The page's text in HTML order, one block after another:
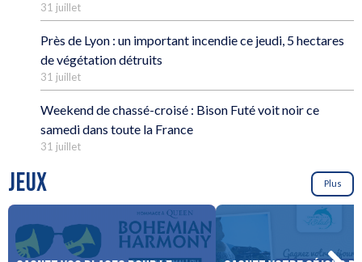
31 juillet
Près de Lyon : un important incendie ce jeudi, 5 hectares
de végétation détruits
31 juillet
Weekend de chassé-croisé : Bison Futé voit noir ce
samedi dans toute la France
31 juillet
JEUX Plus